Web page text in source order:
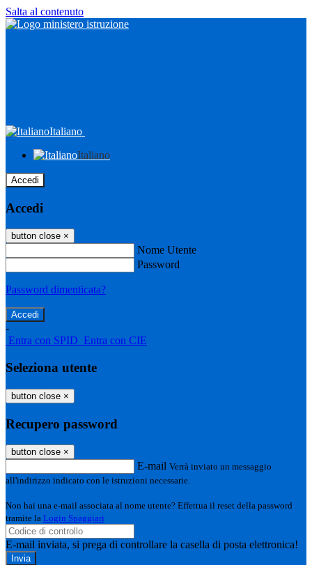
Salta al contenuto
Italiano
Italiano
Accedi
Accedi
button close ×
Nome Utente
Password
Password dimenticata?
-
Entra con SPID Entra con CIE
Seleziona utente
button close ×
Recupero password
button close ×
E-mail Verrà inviato un messaggio
all'indirizzo indicato con le istruzioni necessarie.
Non hai una e-mail associata al nome utente? Effettua il reset della password
tramite la Login Spaggiari
E-mail inviata, si prega di controllare la casella di posta elettronica!